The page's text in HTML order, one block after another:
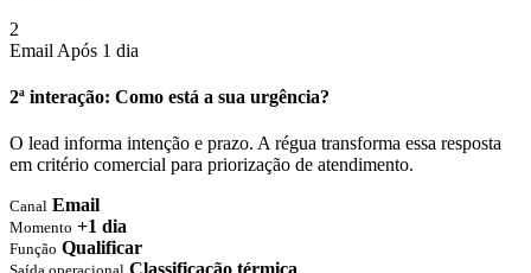
2
Email Após 1 dia
2ª interação: Como está a sua urgência?
O lead informa intenção e prazo. A régua transforma essa resposta
em critério comercial para priorização de atendimento.
Canal Email
Momento +1 dia
Função Qualificar